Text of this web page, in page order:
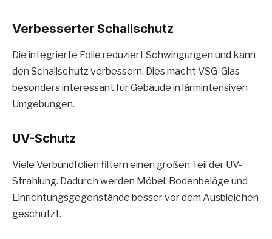
Verbesserter Schallschutz
Die integrierte Folie reduziert Schwingungen und kann
den Schallschutz verbessern. Dies macht VSG-Glas
besonders interessant für Gebäude in lärmintensiven
Umgebungen.
UV-Schutz
Viele Verbundfolien filtern einen großen Teil der UV-
Strahlung. Dadurch werden Möbel, Bodenbeläge und
Einrichtungsgegenstände besser vor dem Ausbleichen
geschützt.